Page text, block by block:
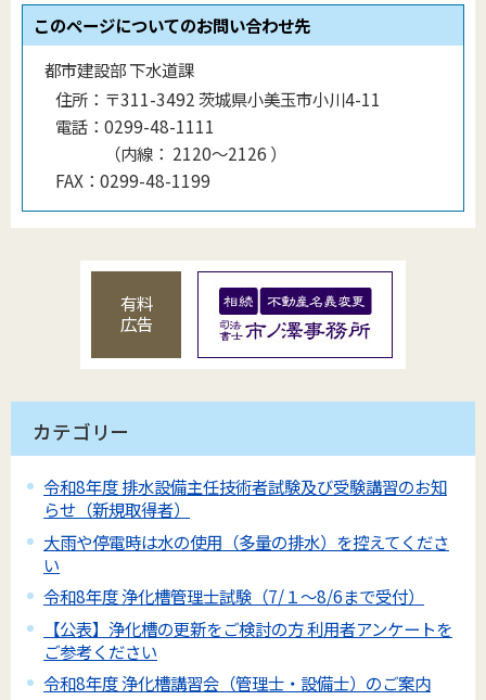
このページについてのお問い合わせ先
都市建設部 下水道課
住所： 〒311-3492 茨城県小美玉市小川4-11
電話： 0299-48-1111
（内線 ： 2120〜2126 ）
FAX： 0299-48-1199
有料
広告
カテゴリー
令和8年度 排水設備主任技術者試験及び受験講習のお知
らせ（新規取得者）
大雨や停電時は水の使用（多量の排水）を控えてくださ
い
令和8年度 浄化槽管理士試験（7/１～8/6まで受付）
【公表】浄化槽の更新をご検討の方 利用者アンケートを
ご参考ください
令和8年度 浄化槽講習会（管理士・設備士）のご案内